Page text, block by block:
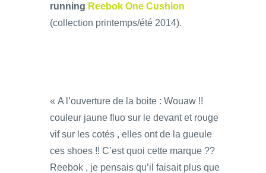
running Reebok One Cushion
(collection printemps/été 2014).
« A l’ouverture de la boite : Wouaw !!
couleur jaune fluo sur le devant et rouge
vif sur les cotés , elles ont de la gueule
ces shoes !! C’est quoi cette marque ??
Reebok , je pensais qu’il faisait plus que